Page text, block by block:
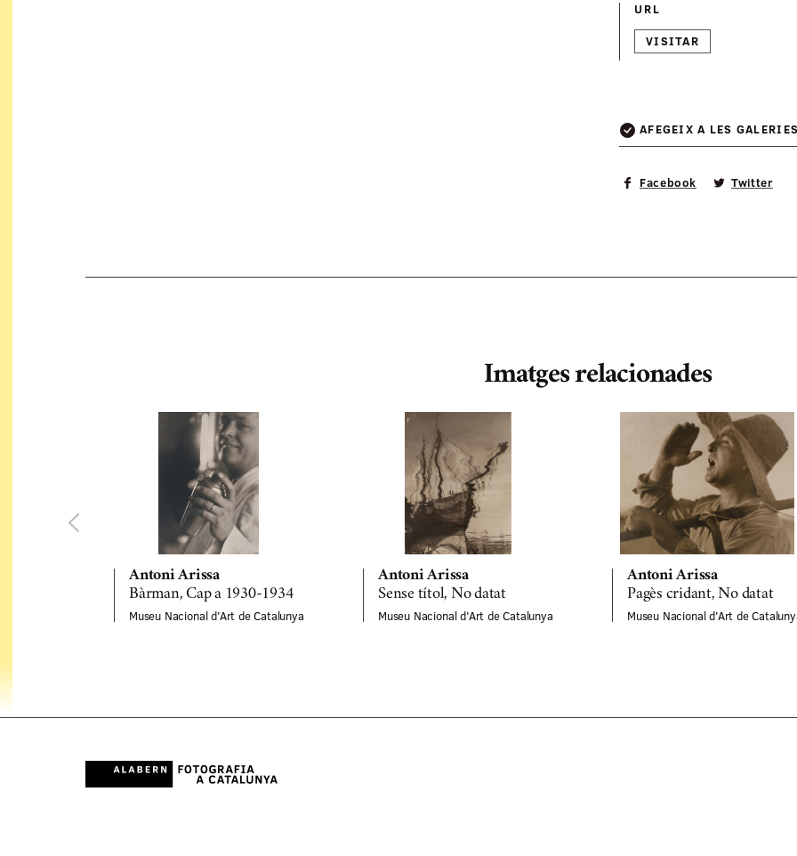
URL
VISITAR
AFEGEIX A LES
Facebook Twitter
Imatges relacionades
Antoni Arissa
Bàrman, Cap a 1930-1934
Museu Nacional d'Art de Catalunya
Antoni Arissa
Sense títol, No datat
Museu Nacional d'Art de Catalunya
Antoni Arissa
Pagès cridant, No datat
Museu Nacional d'Art de